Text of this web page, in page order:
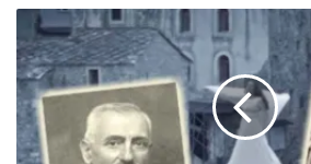
o
j
e
b
l